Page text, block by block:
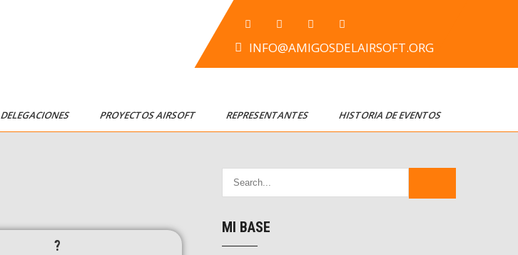
INFO@AMIGOSDELAIRSOFT.ORG
DELEGACIONES PROYECTOS AIRSOFT REPRESENTANTES HISTORIA DE EVENTOS
?
MI BASE